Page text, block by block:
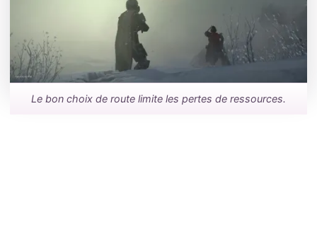
Le bon choix de route limite les pertes de ressources.